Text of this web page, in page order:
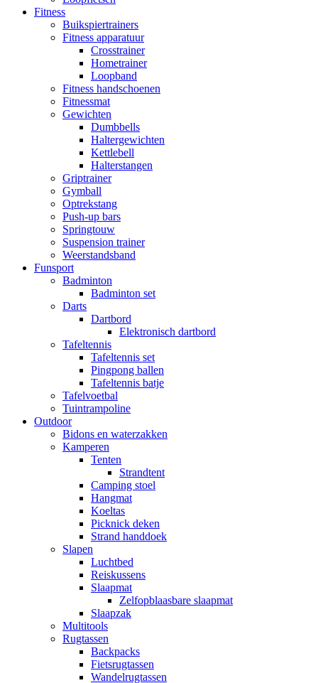
Fitness
Buikspiertrainers
Fitness apparatuur
Crosstrainer
Hometrainer
Loopband
Fitness handschoenen
Fitnessmat
Gewichten
Dumbbells
Haltergewichten
Kettlebell
Halterstangen
Griptrainer
Gymball
Optrekstang
Push-up bars
Springtouw
Suspension trainer
Weerstandsband
Funsport
Badminton
Badminton set
Darts
Dartbord
Elektronisch dartbord
Tafeltennis
Tafeltennis set
Pingpong ballen
Tafeltennis batje
Tafelvoetbal
Tuintrampoline
Outdoor
Bidons en waterzakken
Kamperen
Tenten
Strandtent
Camping stoel
Hangmat
Koeltas
Picknick deken
Strand handdoek
Slapen
Luchtbed
Reiskussens
Slaapmat
Zelfopblaasbare slaapmat
Slaapzak
Multitools
Rugtassen
Backpacks
Fietsrugtassen
Wandelrugtassen